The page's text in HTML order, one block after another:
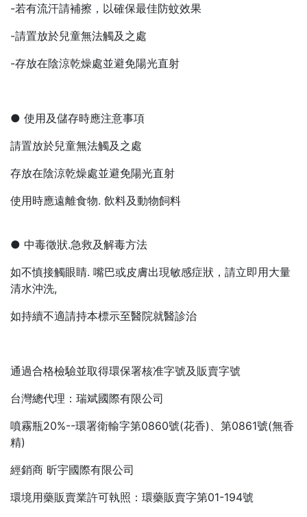
-若有流汗請補擦，以確保最佳防蚊效果
-請置放於兒童無法觸及之處
-存放在陰涼乾燥處並避免陽光直射
● 使用及儲存時應注意事項
請置放於兒童無法觸及之處
存放在陰涼乾燥處並避免陽光直射
使用時應遠離食物. 飲料及動物飼料
● 中毒徵狀.急救及解毒方法
如不慎接觸眼睛. 嘴巴或皮膚出現敏感症狀，請立即用大量
清水沖洗,
如持續不適請持本標示至醫院就醫診治
通過合格檢驗並取得環保署核准字號及販賣字號
台灣總代理：瑞斌國際有限公司
噴霧瓶20%--環署衛輸字第0860號(花香)、第0861號(無香
精)
經銷商 昕宇國際有限公司
環境用藥販賣業許可執照：環藥販賣字第01-194號